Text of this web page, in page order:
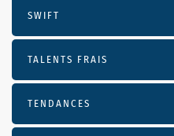
SWIFT
TALENTS FRAIS
TENDANCES